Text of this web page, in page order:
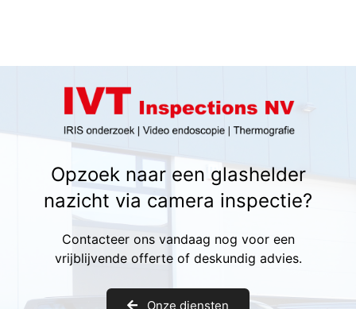
Opzoek naar een glashelder
nazicht via camera inspectie?
Contacteer ons vandaag nog voor een
vrijblijvende offerte of deskundig advies.
Onze diensten